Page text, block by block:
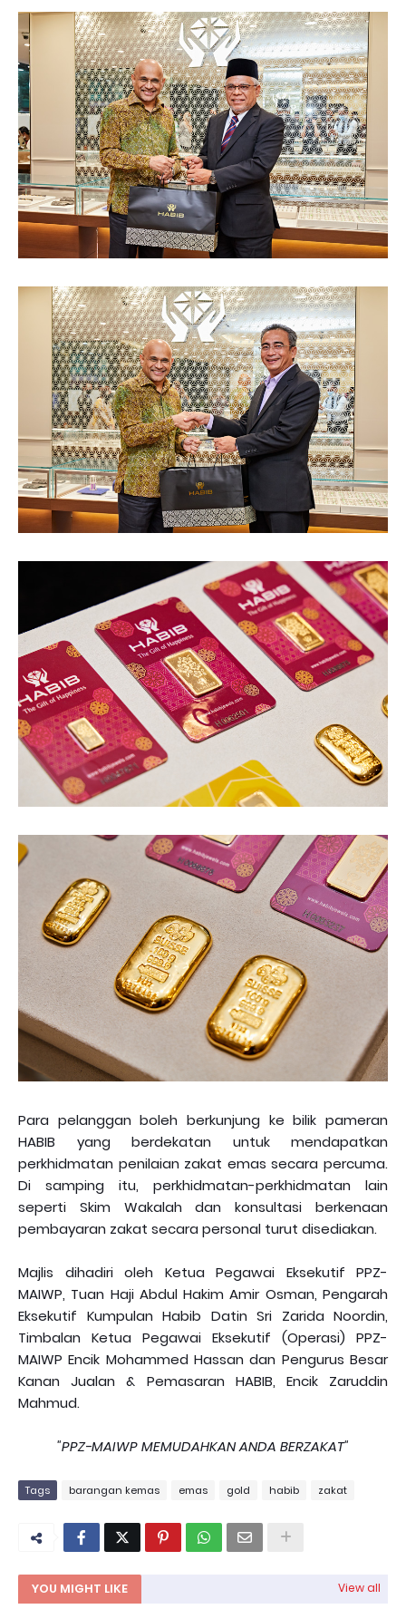
Para pelanggan boleh berkunjung ke bilik pameran
HABIB yang berdekatan untuk mendapatkan
perkhidmatan penilaian zakat emas secara percuma.
Di samping itu, perkhidmatan-perkhidmatan lain
seperti Skim Wakalah dan konsultasi berkenaan
pembayaran zakat secara personal turut disediakan.
Majlis dihadiri oleh Ketua Pegawai Eksekutif PPZ-
MAIWP, Tuan Haji Abdul Hakim Amir Osman, Pengarah
Eksekutif Kumpulan Habib Datin Sri Zarida Noordin,
Timbalan Ketua Pegawai Eksekutif (Operasi) PPZ-
MAIWP Encik Mohammed Hassan dan Pengurus Besar
Kanan Jualan & Pemasaran HABIB, Encik Zaruddin
Mahmud.
"PPZ-MAIWP MEMUDAHKAN ANDA BERZAKAT"
Tags barangan kemas emas gold habib zakat
YOU MIGHT LIKE View all